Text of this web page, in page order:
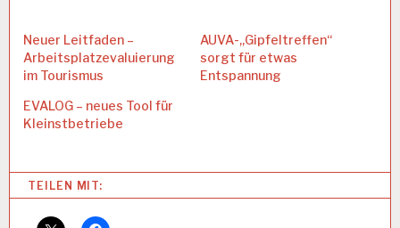
Neuer Leitfaden –
Arbeitsplatzevaluierung
im Tourismus
AUVA-„Gipfeltreffen“
sorgt für etwas
Entspannung
EVALOG – neues Tool für
Kleinstbetriebe
Categories:
A
R
TEILEN MIT: